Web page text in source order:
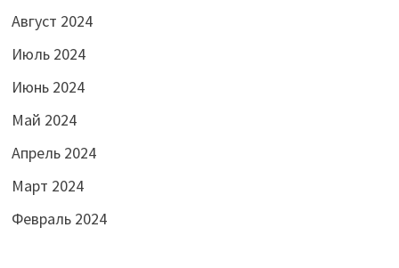
Август 2024
Июль 2024
Июнь 2024
Май 2024
Апрель 2024
Март 2024
Февраль 2024